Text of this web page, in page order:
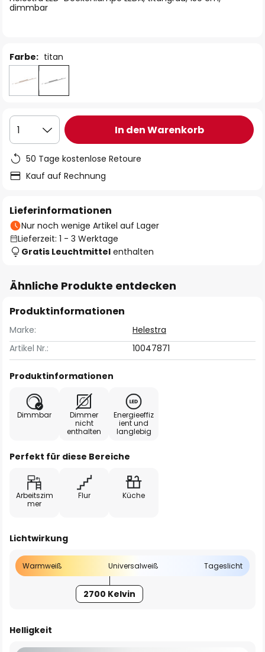
dimmbar
Farbe: titan
1 In den Warenkorb
50 Tage kostenlose Retoure
Kauf auf Rechnung
Lieferinformationen
Nur noch wenige Artikel auf Lager
Lieferzeit: 1 - 3 Werktage
Gratis Leuchtmittel enthalten
Ähnliche Produkte entdecken
Produktinformationen
Marke:
Helestra
Artikel Nr.:
10047871
Produktinformationen
Dimmbar
Dimmer
nicht
enthalten
Energieeffiz
ient und
langlebig
Perfekt für diese Bereiche
Arbeitszim
mer
Flur Küche
Lichtwirkung
Warmweiß Universalweiß Tageslicht
2700 Kelvin
Helligkeit